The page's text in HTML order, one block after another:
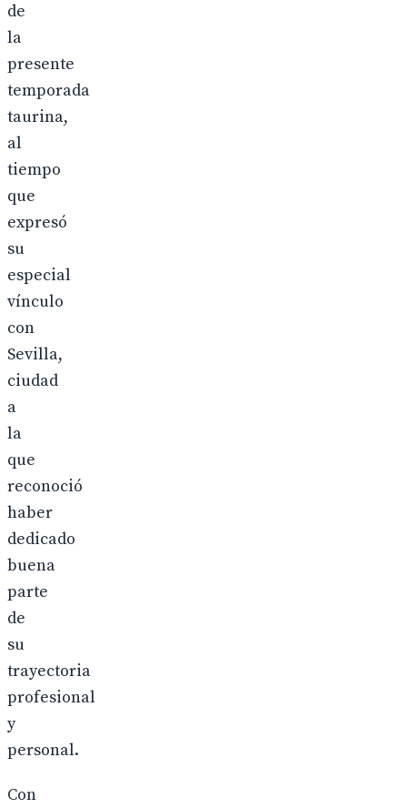
de
la
presente
temporada
taurina,
al
tiempo
que
expresó
su
especial
vínculo
con
Sevilla,
ciudad
a
la
que
reconoció
haber
dedicado
buena
parte
de
su
trayectoria
profesional
y
personal.
Con